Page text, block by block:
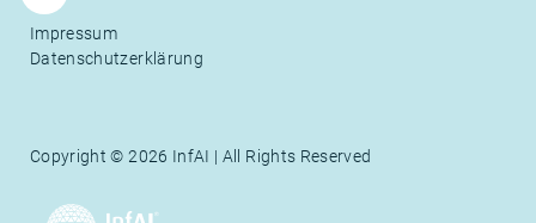
Twitter
Follow
us on
LinkedIn
Impressum
Datenschutzerklärung
Copyright © 2026 InfAI | All Rights Reserved